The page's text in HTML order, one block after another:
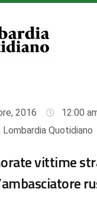
2016
12:00
Lombardia Quotidiano
vittime